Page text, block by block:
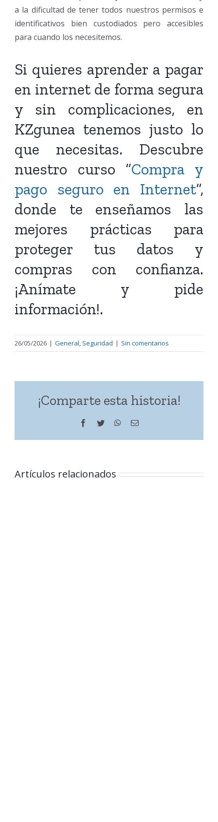
a la dificultad de tener todos nuestros permisos e
identificativos bien custodiados pero accesibles
para cuando los necesitemos.
Si quieres aprender a pagar
en internet de forma segura
y sin complicaciones, en
KZgunea tenemos justo lo
que necesitas. Descubre
nuestro curso “Compra y
pago seguro en Internet”,
donde te enseñamos las
mejores prácticas para
proteger tus datos y
compras con confianza.
¡Anímate y pide
información!.
26/05/2026 | General, Seguridad | Sin comentarios
¡Comparte esta historia!
Facebook
Twitter WhatsApp
Correo
Artículos relacionados